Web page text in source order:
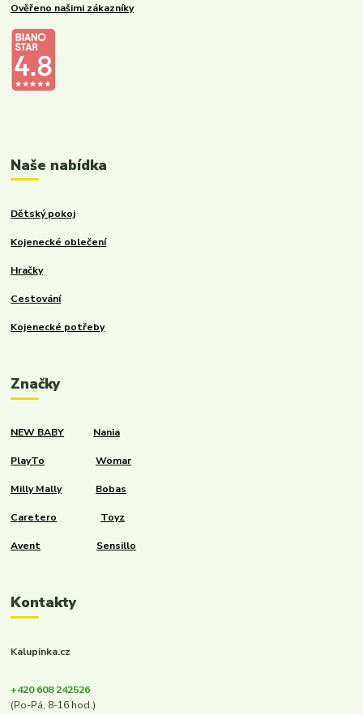
Ověřeno našimi zákazníky
Naše nabídka
Dětský pokoj
Kojenecké oblečení
Hračky
Cestování
Kojenecké potřeby
Značky
NEW BABY Nania
PlayTo Womar
Milly Mally Bobas
Caretero Toyz
Avent Sensillo
Kontakty
Kalupinka.cz
+420 608 242526
(Po-Pá, 8-16 hod.)